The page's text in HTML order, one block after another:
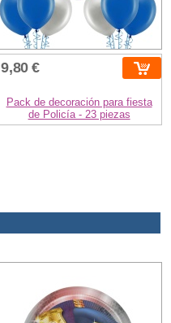
9,80 €
Pack de decoración para fiesta
de Policía - 23 piezas